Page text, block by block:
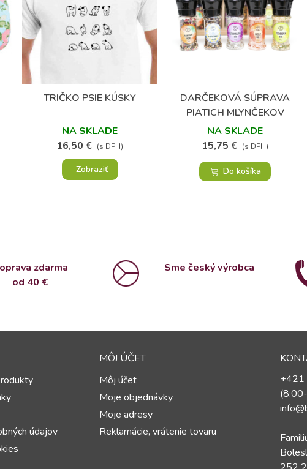
Obľúbené
TRIČKO PSIE KÚSKY
NA SKLADE
16,50 € (s DPH)
Zobraziť
Obľúbené
DARČEKOVÁ SÚPRAVA
PIATICH MLYNČEKOV
KORENIA A SOLI
NA SKLADE
15,75 € (s DPH)
Do košíka
zdarma
od 40 €
Sme český výrobca
údajov
MÔJ ÚČET
Môj účet
Moje objednávky
Moje adresy
Reklamácie, vrátenie tovaru